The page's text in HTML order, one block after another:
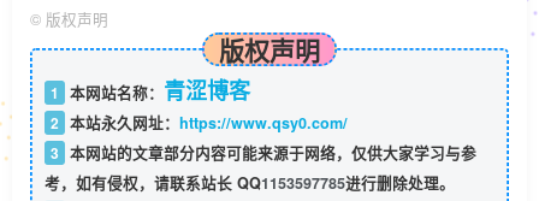
© 版权声明
版权声明
1 本网站名称： 青涩博客
2 本站永久网址： https://www.qsy0.com/
3 本网站的文章部分内容可能来源于网络，仅供大家学习与参
考，如有侵权，请联系站长 QQ1153597785进行删除处理。